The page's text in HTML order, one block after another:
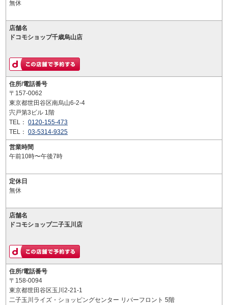
無休
店舗名
ドコモショップ千歳烏山店
住所/電話番号
〒157-0062
東京都世田谷区南烏山6-2-4
宍戸第3ビル 1階
TEL： 0120-155-473
TEL： 03-5314-9325
営業時間
午前10時〜午後7時
定休日
無休
店舗名
ドコモショップ二子玉川店
住所/電話番号
〒158-0094
東京都世田谷区玉川2-21-1
二子玉川ライズ・ショッピングセンター リバーフロント 5階